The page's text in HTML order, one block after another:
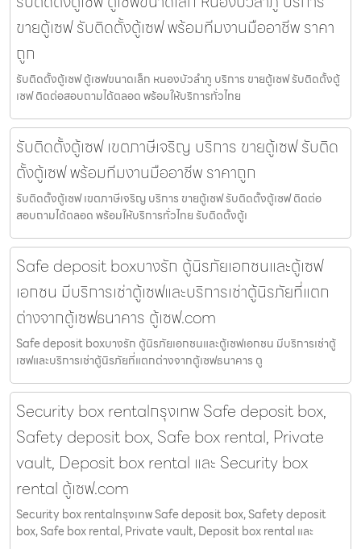
ขายตู้เซฟ รับติดตั้งตู้เซฟ พร้อมทีมงานมืออาชีพ ราคา
ถูก
รับติดตั้งตู้เซฟ ตู้เซฟขนาดเล็ก หนองบัวลำภู บริการ ขายตู้เซฟ รับติดตั้งตู้
เซฟ ติดต่อสอบถามได้ตลอด พร้อมให้บริการทั่วไทย
รับติดตั้งตู้เซฟ เขตภาษีเจริญ บริการ ขายตู้เซฟ รับติด
ตั้งตู้เซฟ พร้อมทีมงานมืออาชีพ ราคาถูก
รับติดตั้งตู้เซฟ เขตภาษีเจริญ บริการ ขายตู้เซฟ รับติดตั้งตู้เซฟ ติดต่อ
สอบถามได้ตลอด พร้อมให้บริการทั่วไทย รับติดตั้งตู้เ
Safe deposit boxบางรัก ตู้นิรภัยเอกชนและตู้เซฟ
เอกชน มีบริการเช่าตู้เซฟและบริการเช่าตู้นิรภัยที่แตก
ต่างจากตู้เซฟธนาคาร ตู้เซฟ.com
Safe deposit boxบางรัก ตู้นิรภัยเอกชนและตู้เซฟเอกชน มีบริการเช่าตู้
เซฟและบริการเช่าตู้นิรภัยที่แตกต่างจากตู้เซฟธนาคาร ตู
Security box rentalกรุงเทพ Safe deposit box,
Safety deposit box, Safe box rental, Private
vault, Deposit box rental และ Security box
rental ตู้เซฟ.com
Security box rentalกรุงเทพ Safe deposit box, Safety deposit
box, Safe box rental, Private vault, Deposit box rental และ